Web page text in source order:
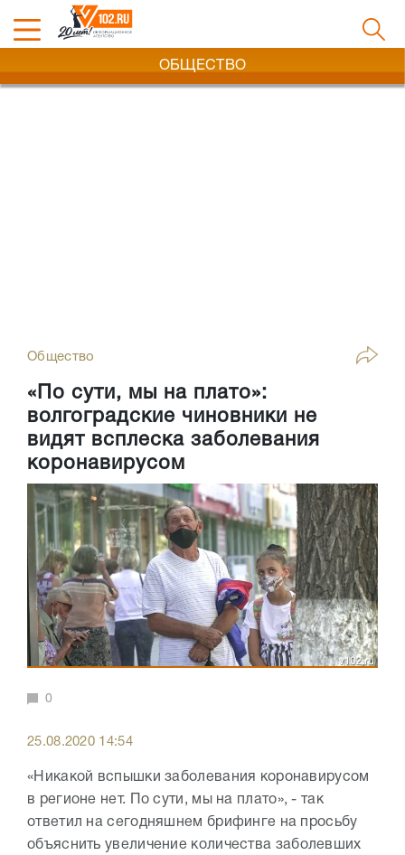
ОБЩЕСТВО
Общество
«По сути, мы на плато»:
волгоградские чиновники не
видят всплеска заболевания
коронавирусом
0
25.08.2020 14:54
«Никакой вспышки заболевания коронавирусом
в регионе нет. По сути, мы на плато», - так
ответил на сегодняшнем брифинге на просьбу
объяснить увеличение количества заболевших